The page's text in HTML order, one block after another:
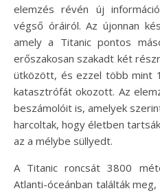
elemzés révén új
végső óráiról. Az újonnan
amely a Titanic pontos
erőszakosan szakadt két
ütközött, és ezzel több mint
katasztrófát okozott. Az
beszámolóit is, amelyek
harcoltak, hogy életben
az a mélybe süllyedt.
A Titanic roncsát 3800
Atlanti-óceánban találták